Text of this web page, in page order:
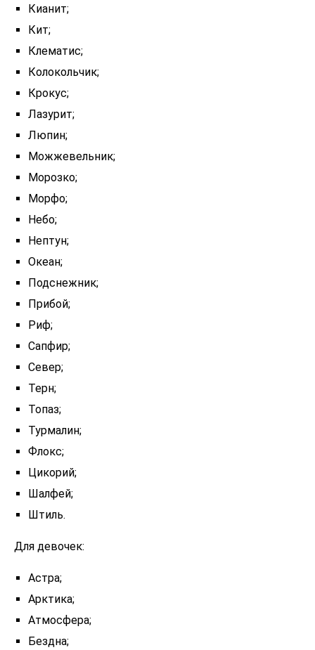
Кианит;
Кит;
Клематис;
Колокольчик;
Крокус;
Лазурит;
Люпин;
Можжевельник;
Морозко;
Морфо;
Небо;
Нептун;
Океан;
Подснежник;
Прибой;
Риф;
Сапфир;
Север;
Терн;
Топаз;
Турмалин;
Флокс;
Цикорий;
Шалфей;
Штиль.
Для девочек:
Астра;
Арктика;
Атмосфера;
Бездна;